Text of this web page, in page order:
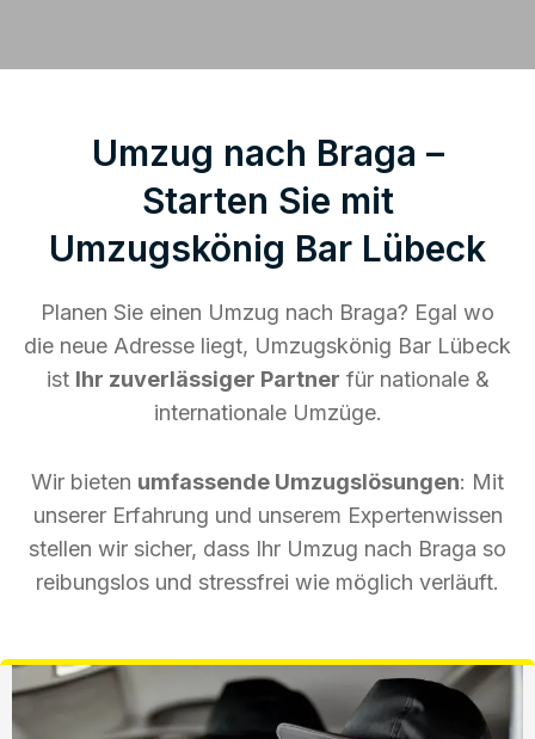
Umzug nach Braga –
Starten Sie mit
Umzugskönig Bar Lübeck
Planen Sie einen Umzug nach Braga? Egal wo
die neue Adresse liegt, Umzugskönig Bar Lübeck
ist Ihr zuverlässiger Partner für nationale &
internationale Umzüge.
Wir bieten umfassende Umzugslösungen: Mit
unserer Erfahrung und unserem Expertenwissen
stellen wir sicher, dass Ihr Umzug nach Braga so
reibungslos und stressfrei wie möglich verläuft.